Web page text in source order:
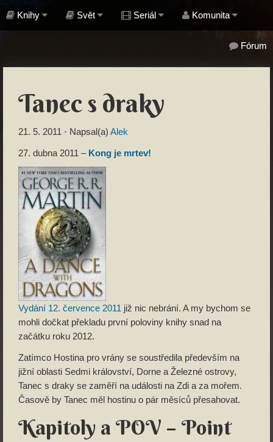
Knihy Svět Seriál Komunita
Fórum
Tanec s draky
21. 5. 2011 ⋅ Napsal(a) Alek
27. dubna 2011 – Kong je mrtev!
Vydání 12. července 2011 již nic nebrání. A my bychom se
mohli dočkat překladu první poloviny knihy snad na
začátku roku 2012.
Zatímco Hostina pro vrány se soustředila především na
jižní oblasti Sedmi království, Dorne a Železné ostrovy,
Tanec s draky se zaměří na události na Zdi a za mořem.
Časově by Tanec měl hostinu o pár měsíců přesahovat.
Kapitoly a POV – Point